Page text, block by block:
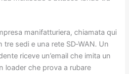
manifatturiera, chiamata qui
tre sedi e una rete SD‑WAN. Un
riceve un’email che imita un
loader che prova a rubare